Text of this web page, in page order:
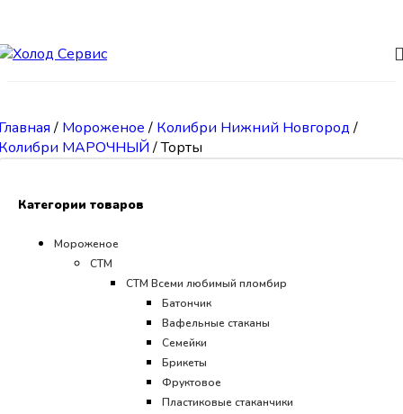
/ Мороженое/ Колибри Нижний Новгород/
МАРОЧНЫЙ/Торты
Категории товаров
Мороженое
СТМ
CТМ Всеми любимый пломбир
Батончик
Вафельные стаканы
Семейки
Брикеты
Фруктовое
Пластиковые стаканчики